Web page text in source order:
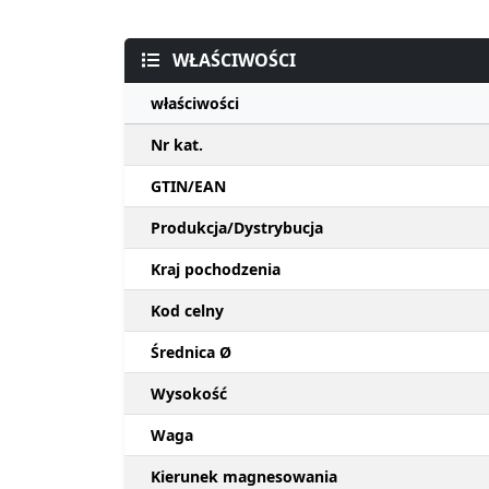
WŁAŚCIWOŚCI
właściwości
Nr kat.
GTIN/EAN
Produkcja/Dystrybucja
Kraj pochodzenia
Kod celny
Średnica Ø
Wysokość
Waga
Kierunek magnesowania